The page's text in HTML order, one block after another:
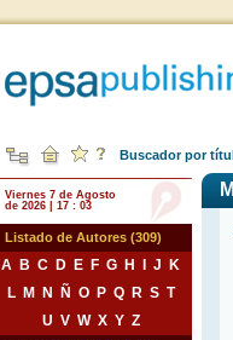
Buscador por
Viernes 7 de Agosto
de 2026 | 17 : 03
Listado de Autores (309)
A B C D E F G H J
K
L
M N Ñ O P Q R S T
U V W X Y Z